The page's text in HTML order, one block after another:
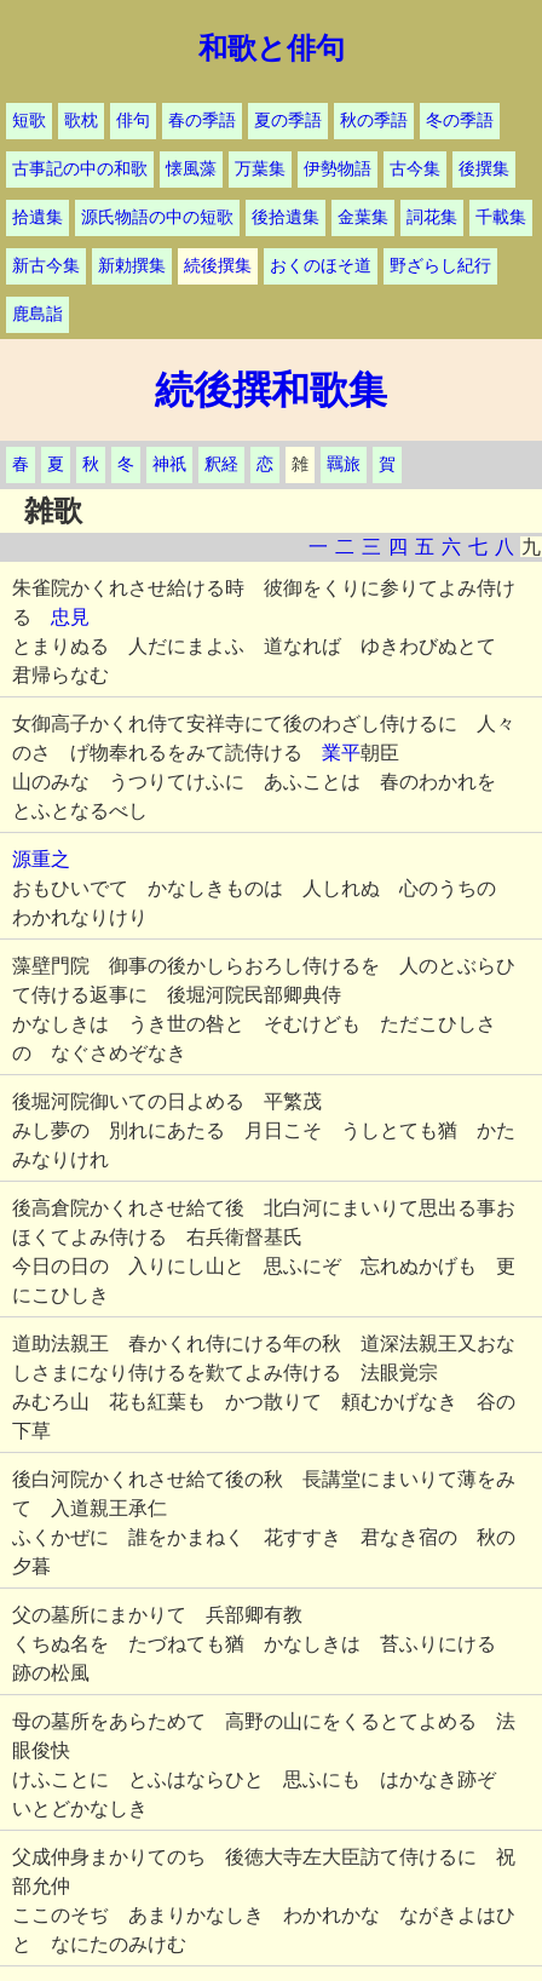
和歌と俳句
短歌 歌枕 俳句 春の季語 夏の季語 秋の季語 冬の季語
古事記の中の和歌 懐風藻 万葉集 伊勢物語 古今集 後撰集
拾遺集 源氏物語の中の短歌 後拾遺集 金葉集 詞花集 千載集
新古今集 新勅撰集 続後撰集 おくのほそ道 野ざらし紀行
鹿島詣
続後撰和歌集
春 夏 秋 冬 神祇 釈経 恋 雑 羈旅 賀
雑歌
一 二 三 四 五 六 七 八 九
朱雀院かくれさせ給ける時 彼御をくりに参りてよみ侍け
る 忠見
とまりぬる 人だにまよふ 道なれば ゆきわびぬとて
君帰らなむ
女御高子かくれ侍て安祥寺にて後のわざし侍けるに 人々
のさゝげ物奉れるをみて読侍ける 業平朝臣
山のみな うつりてけふに あふことは 春のわかれを
とふとなるべし
源重之
おもひいでて かなしきものは 人しれぬ 心のうちの
わかれなりけり
藻壁門院 御事の後かしらおろし侍けるを 人のとぶらひ
て侍ける返事に 後堀河院民部卿典侍
かなしきは うき世の咎と そむけども ただこひしさ
の なぐさめぞなき
後堀河院御いての日よめる 平繁茂
みし夢の 別れにあたる 月日こそ うしとても猶 かた
みなりけれ
後高倉院かくれさせ給て後 北白河にまいりて思出る事お
ほくてよみ侍ける 右兵衛督基氏
今日の日の 入りにし山と 思ふにぞ 忘れぬかげも 更
にこひしき
道助法親王 春かくれ侍にける年の秋 道深法親王又おな
しさまになり侍けるを歎てよみ侍ける 法眼覚宗
みむろ山 花も紅葉も かつ散りて 頼むかげなき 谷の
下草
後白河院かくれさせ給て後の秋 長講堂にまいりて薄をみ
て 入道親王承仁
ふくかぜに 誰をかまねく 花すすき 君なき宿の 秋の
夕暮
父の墓所にまかりて 兵部卿有教
くちぬ名を たづねても猶 かなしきは 苔ふりにける
跡の松風
母の墓所をあらためて 高野の山にをくるとてよめる 法
眼俊快
けふことに とふはならひと 思ふにも はかなき跡ぞ
いとどかなしき
父成仲身まかりてのち 後徳大寺左大臣訪て侍けるに 祝
部允仲
ここのそぢ あまりかなしき わかれかな ながきよはひ
と なにたのみけむ